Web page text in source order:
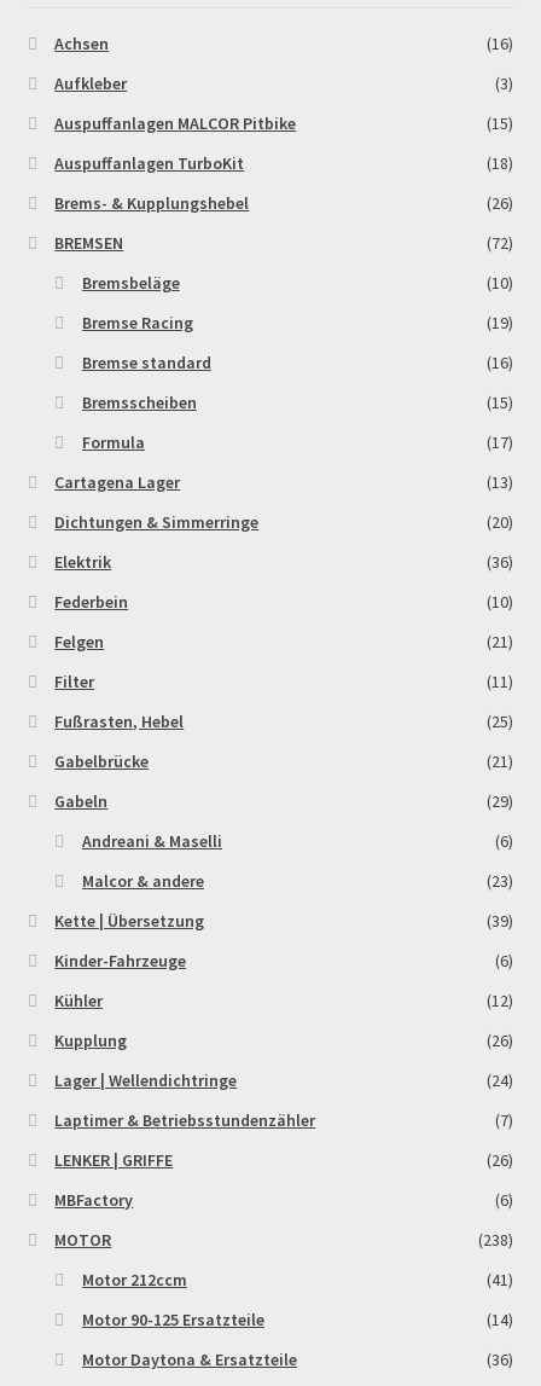
Achsen
(16)
Aufkleber
(3)
Auspuffanlagen MALCOR Pitbike
(15)
Auspuffanlagen TurboKit
(18)
Brems- & Kupplungshebel
(26)
BREMSEN
(72)
Bremsbeläge
(10)
Bremse Racing
(19)
Bremse standard
(16)
Bremsscheiben
(15)
Formula
(17)
Cartagena Lager
(13)
Dichtungen & Simmerringe
(20)
Elektrik
(36)
Federbein
(10)
Felgen
(21)
Filter
(11)
Fußrasten, Hebel
(25)
Gabelbrücke
(21)
Gabeln
(29)
Andreani & Maselli
(6)
Malcor & andere
(23)
Kette | Übersetzung
(39)
Kinder-Fahrzeuge
(6)
Kühler
(12)
Kupplung
(26)
Lager | Wellendichtringe
(24)
Laptimer & Betriebsstundenzähler
(7)
LENKER | GRIFFE
(26)
MBFactory
(6)
MOTOR
(238)
Motor 212ccm
(41)
Motor 90-125 Ersatzteile
(14)
Motor Daytona & Ersatzteile
(36)